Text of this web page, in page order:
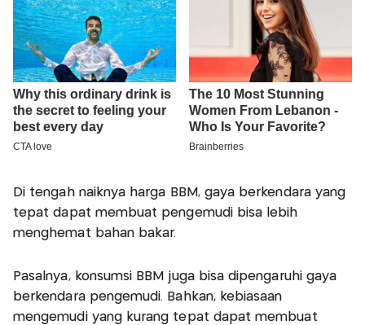
Di tengah naiknya harga BBM, gaya berkendara yang
tepat dapat membuat pengemudi bisa lebih
menghemat bahan bakar.
Pasalnya, konsumsi BBM juga bisa dipengaruhi gaya
berkendara pengemudi. Bahkan, kebiasaan
mengemudi yang kurang tepat dapat membuat